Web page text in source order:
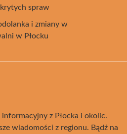
spraw
i zmiany w
w Płocku
z Płocka i okolic.
wiadomości z regionu. Bądź na